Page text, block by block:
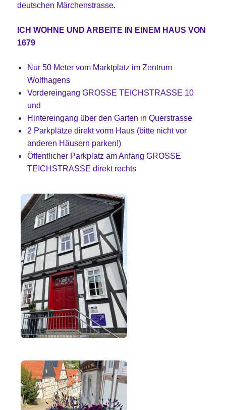
deutschen Märchenstrasse.
ICH WOHNE UND ARBEITE IN EINEM HAUS VON
1679
Nur 50 Meter vom Marktplatz im Zentrum
Wolfhagens
Vordereingang GROSSE TEICHSTRASSE 10
und
Hintereingang über den Garten in Querstrasse
2 Parkplätze direkt vorm Haus (bitte nicht vor
anderen Häusern parken!)
Öffentlicher Parkplatz am Anfang GROSSE
TEICHSTRASSE direkt rechts